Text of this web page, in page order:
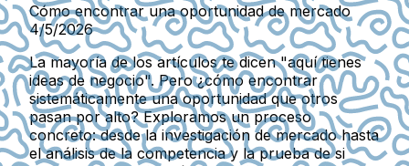
Cómo encontrar una oportunidad de mercado
4/5/2026
La mayoría de los artículos te dicen "aquí tienes
ideas de negocio". Pero ¿cómo encontrar
sistemáticamente una oportunidad que otros
pasan por alto? Exploramos un proceso
concreto: desde la investigación de mercado hasta
el análisis de la competencia y la prueba de si